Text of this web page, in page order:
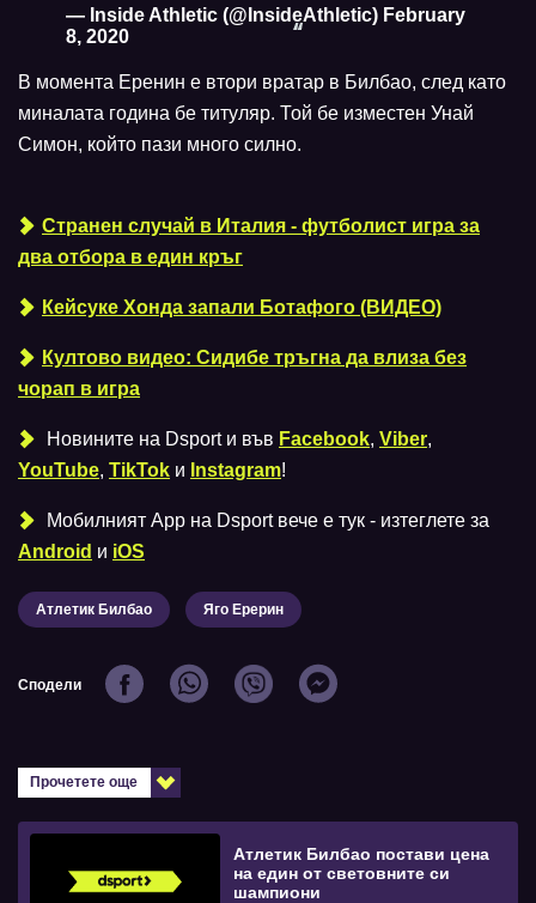
— Inside Athletic (@InsideAthletic) February
8, 2020
В момента Еренин е втори вратар в Билбао, след като
миналата година бе титуляр. Той бе изместен Унай
Симон, който пази много силно.
Странен случай в Италия - футболист игра за
два отбора в един кръг
Кейсуке Хонда запали Ботафого (ВИДЕО)
Култово видео: Сидибе тръгна да влиза без
чорап в игра
Новините на Dsport и във Facebook, Viber,
YouTube, TikTok и Instagram!
Мобилният Аpp на Dsport вече е тук - изтеглете за
Android и iOS
Атлетик Билбао Яго Ерерин
Сподели
Прочетете още
Атлетик Билбао постави цена
на един от световните си
шампиони